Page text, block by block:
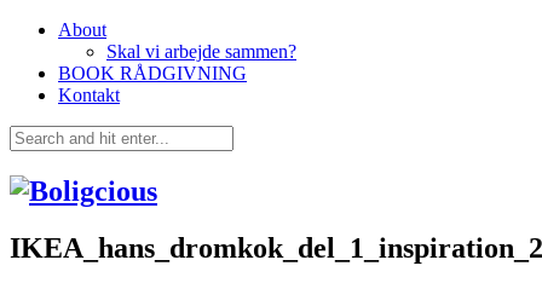
About
Skal vi arbejde sammen?
BOOK RÅDGIVNING
Kontakt